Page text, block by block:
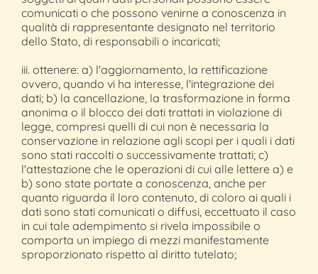
comunicati o che possono venirne a conoscenza in
qualità di rappresentante designato nel territorio
dello Stato, di responsabili o incaricati;
iii. ottenere: a) l'aggiornamento, la rettificazione
ovvero, quando vi ha interesse, l'integrazione dei
dati; b) la cancellazione, la trasformazione in forma
anonima o il blocco dei dati trattati in violazione di
legge, compresi quelli di cui non è necessaria la
conservazione in relazione agli scopi per i quali i dati
sono stati raccolti o successivamente trattati; c)
l'attestazione che le operazioni di cui alle lettere a) e
b) sono state portate a conoscenza, anche per
quanto riguarda il loro contenuto, di coloro ai quali i
dati sono stati comunicati o diffusi, eccettuato il caso
in cui tale adempimento si rivela impossibile o
comporta un impiego di mezzi manifestamente
sproporzionato rispetto al diritto tutelato;